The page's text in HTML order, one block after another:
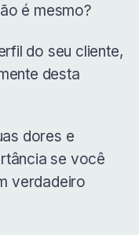
é mesmo?
do seu cliente,
desta
dores e
se você
verdadeiro